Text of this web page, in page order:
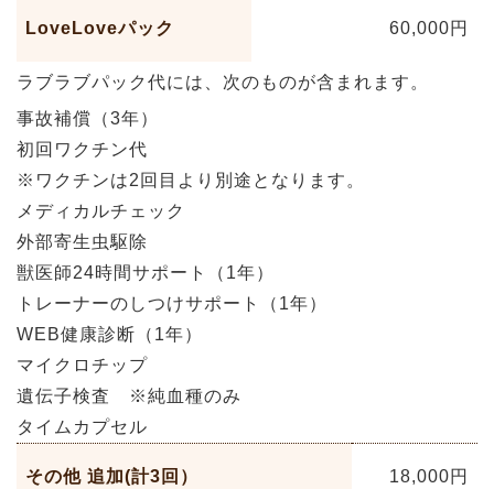
LoveLoveパック 60,000円
ラブラブパック代には、次のものが含まれます。
事故補償（3年）
初回ワクチン代
※ワクチンは2回目より別途となります。
メディカルチェック
外部寄生虫駆除
獣医師24時間サポート（1年）
トレーナーのしつけサポート（1年）
WEB健康診断（1年）
マイクロチップ
遺伝子検査 ※純血種のみ
タイムカプセル
その他 追加(計3回） 18,000円